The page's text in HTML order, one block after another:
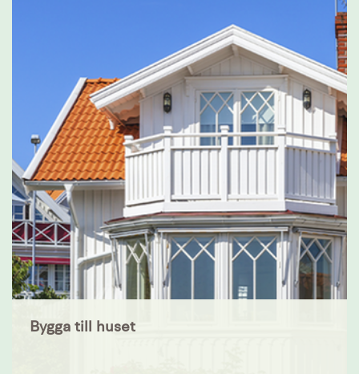
Bygga till huset